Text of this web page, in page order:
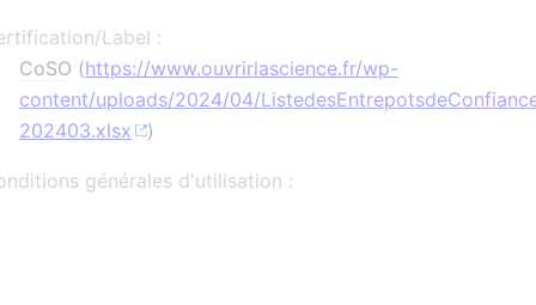
Label :
CoSO (https://www.ouvrirlascience.fr/wp-
content/uploads/2024/04/
202403.xlsx
)
générales d'utilisation :